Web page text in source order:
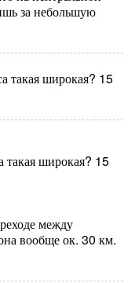
за небольшую
такая широкая? 15
такая широкая? 15
между
вообще ок. 30 км.